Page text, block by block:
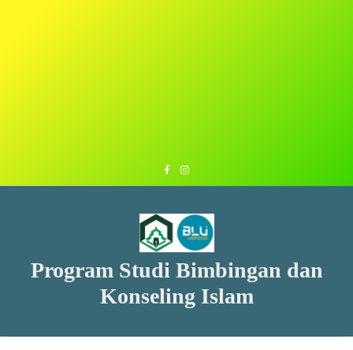
Program Studi Bimbingan dan
Konseling Islam